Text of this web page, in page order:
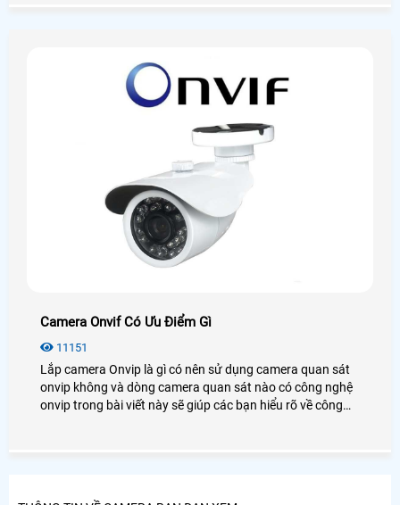
Camera Onvif Có Ưu Điểm Gì
11151
Lắp camera Onvip là gì có nên sử dụng camera quan sát
onvip không và dòng camera quan sát nào có công nghệ
onvip trong bài viết này sẽ giúp các bạn hiểu rõ về công